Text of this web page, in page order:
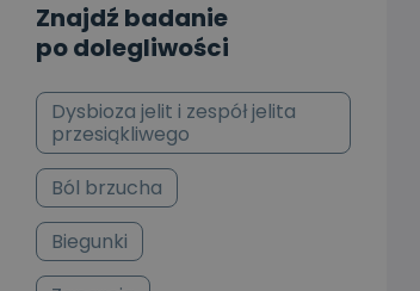
Znajdź badanie
po dolegliwości
Dysbioza jelit i zespół jelita
przesiąkliwego
Ból brzucha
Biegunki